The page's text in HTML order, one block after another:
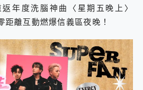
COMPUTEX 2025 來囉！AGI亞奇雷 AI・Gaming・創作儲存方案登場，趕快來AGI亞奇雷挑戰任務抽 PS5！
自帶線的 有線無線都能充 ONPRO MagReact M5 10000mAh 5合1 磁吸無線急速行動電源 開箱 評測
是螢幕也是電視! 一機超多用途「MSI微星 Modern MD272UPSW 27型」 4K IPS 輕薄商用智慧聯網螢幕 開箱 評測
您的專屬AI 助手 Yoga Slim 7 Aura Edition 觸控AI筆電 開箱 評測
iPhone、Apple Watch、AirPods耳機 三個設備充電一起搞定 ONPRO MagReact™ M3 3 in 1可攜摺疊無線充電器 開箱 評測
年度洗腦神曲〈星期五晚上〉
離互動燃爆信義區夜晚！